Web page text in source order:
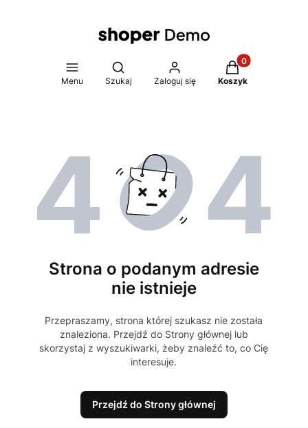
Menu
Otwórz wyszukiwarkę
Szukaj Zaloguj się
Produkty w
Koszyk
Strona o podanym adresie
nie istnieje
Przepraszamy, strona której szukasz nie została
znaleziona. Przejdź do Strony głównej lub
skorzystaj z wyszukiwarki, żeby znaleźć to, co Cię
interesuje.
Przejdź do Strony głównej